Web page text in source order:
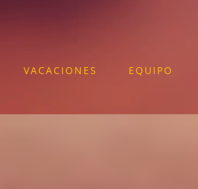
VACACIONES EQUIPO